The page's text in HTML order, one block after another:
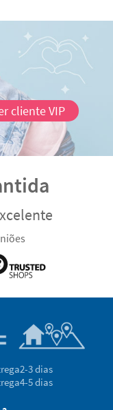
em
de um sitio
ou resíduos.
cliente VIP